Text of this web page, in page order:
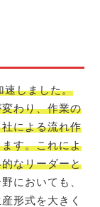
速しました。
わり、作業の
による流れ作
す。これによ
なリーダーと
においても、
形式を大きく